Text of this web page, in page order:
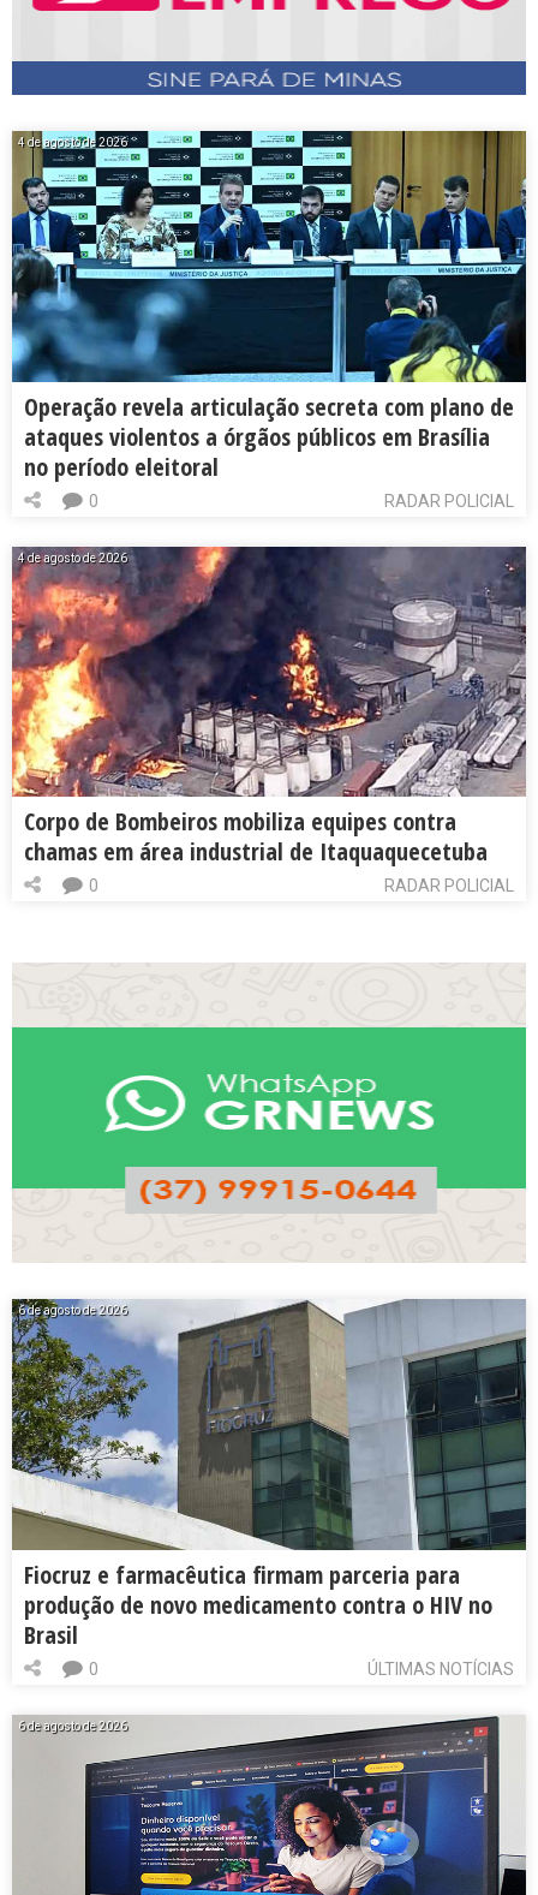
4 de agosto de 2026
Operação revela articulação secreta com plano de
ataques violentos a órgãos públicos em Brasília
no período eleitoral
RADAR POLICIAL
0
4 de agosto de 2026
Corpo de Bombeiros mobiliza equipes contra
chamas em área industrial de Itaquaquecetuba
RADAR POLICIAL
0
6 de agosto de 2026
Fiocruz e farmacêutica firmam parceria para
produção de novo medicamento contra o HIV no
Brasil
ÚLTIMAS NOTÍCIAS
0
6 de agosto de 2026